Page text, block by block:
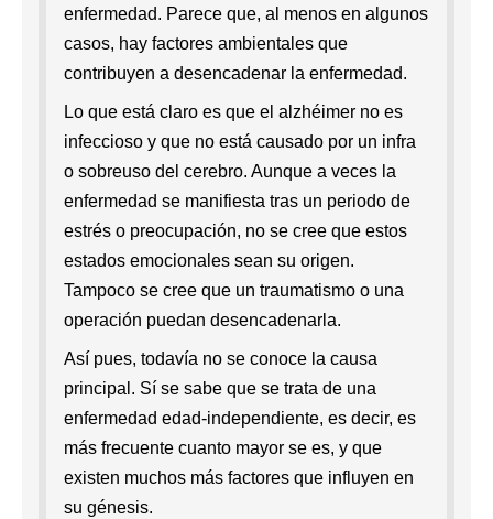
enfermedad. Parece que, al menos en algunos
casos, hay factores ambientales que
contribuyen a desencadenar la enfermedad.
Lo que está claro es que el alzhéimer no es
infeccioso y que no está causado por un infra
o sobreuso del cerebro. Aunque a veces la
enfermedad se manifiesta tras un periodo de
estrés o preocupación, no se cree que estos
estados emocionales sean su origen.
Tampoco se cree que un traumatismo o una
operación puedan desencadenarla.
Así pues, todavía no se conoce la causa
principal. Sí se sabe que se trata de una
enfermedad edad-independiente, es decir, es
más frecuente cuanto mayor se es, y que
existen muchos más factores que influyen en
su génesis.